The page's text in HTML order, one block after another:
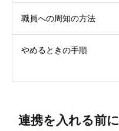
職員への周知の方法
やめるときの手順
連携を入れる前